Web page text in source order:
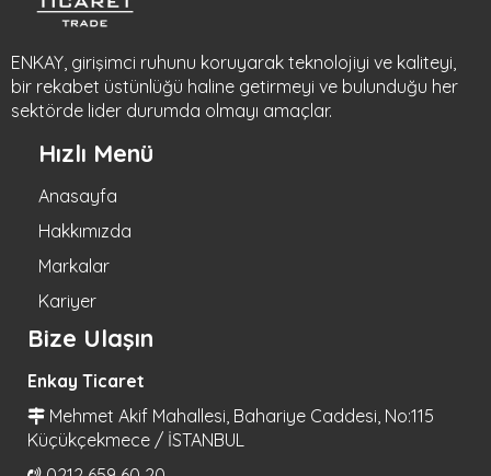
ENKAY, girişimci ruhunu koruyarak teknolojiyi ve kaliteyi,
bir rekabet üstünlüğü haline getirmeyi ve bulunduğu her
sektörde lider durumda olmayı amaçlar.
Hızlı Menü
Anasayfa
Hakkımızda
Markalar
Kariyer
Bize Ulaşın
Enkay Ticaret
Mehmet Akif Mahallesi, Bahariye Caddesi, No:115
Küçükçekmece / İSTANBUL